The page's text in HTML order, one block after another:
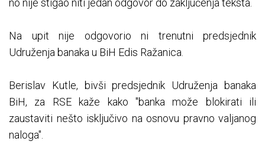
Na upit nije odgovorio ni trenutni predsjednik
Udruženja banaka u BiH Edis Ražanica.
Berislav Kutle, bivši predsjednik Udruženja banaka
BiH, za RSE kaže kako "banka može blokirati ili
zaustaviti nešto isključivo na osnovu pravno valjanog
naloga".